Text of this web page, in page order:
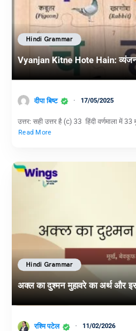
Hindi Grammar
Vyanjan Kitne Hote Hain: व्यंजन
दीपा बिष्ट 17/05/2025
उत्तर: सही उत्तर है (c) 33 हिंदी वर्णमाला में
Read More
Hindi Grammar
अक्ल का दुश्मन मुहावरे का अर्थ और
रश्मि पटेल 11/02/2026